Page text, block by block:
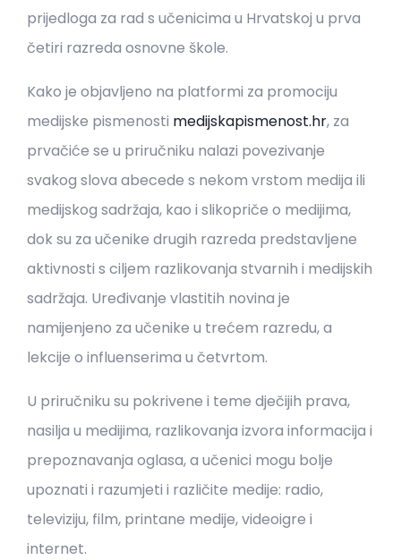
prijedloga za rad s učenicima u Hrvatskoj u prva
četiri razreda osnovne škole.
Kako je objavljeno na platformi za promociju
medijske pismenosti medijskapismenost.hr, za
prvačiće se u priručniku nalazi povezivanje
svakog slova abecede s nekom vrstom medija ili
medijskog sadržaja, kao i slikopriče o medijima,
dok su za učenike drugih razreda predstavljene
aktivnosti s ciljem razlikovanja stvarnih i medijskih
sadržaja. Uređivanje vlastitih novina je
namijenjeno za učenike u trećem razredu, a
lekcije o influenserima u četvrtom.
U priručniku su pokrivene i teme dječijih prava,
nasilja u medijima, razlikovanja izvora informacija i
prepoznavanja oglasa, a učenici mogu bolje
upoznati i razumjeti i različite medije: radio,
televiziju, film, printane medije, videoigre i
internet.